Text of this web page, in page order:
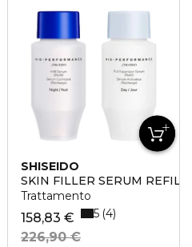
SHISEIDO
SKIN FILLER SERUM REFILL
Trattamento
158,83 €
226,90 €
5 4